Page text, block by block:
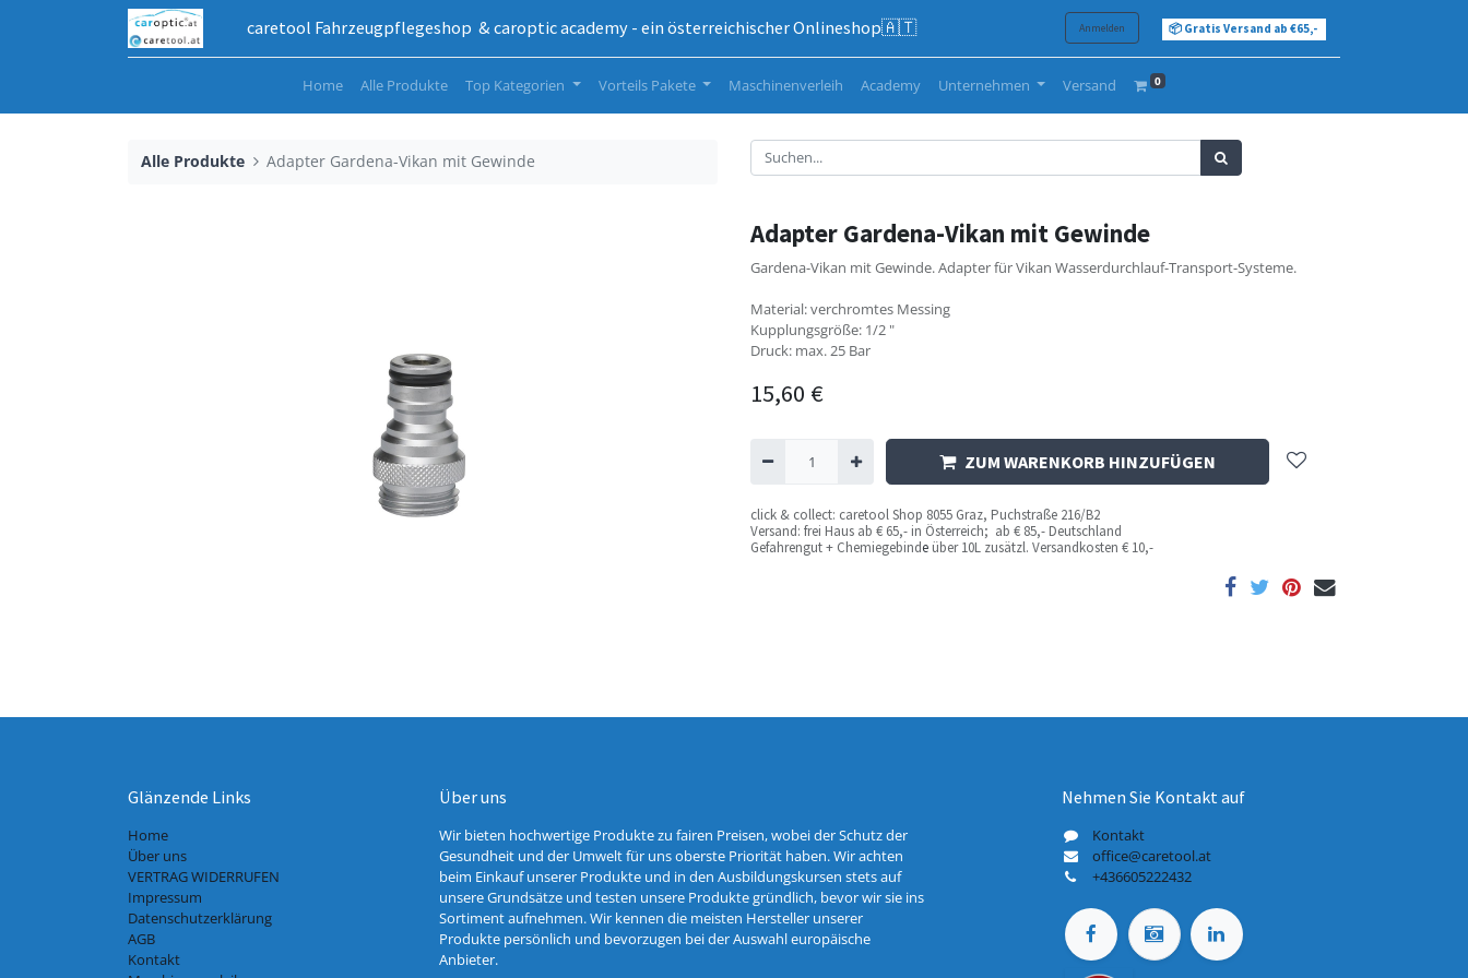
caretool Fahrzeugpflegeshop & caroptic academy - ein österreichischer Onlineshop🇦🇹 Anmelden 📦 Gratis Versand ab €65,-
Home Alle Produkte Top Kategorien Vorteils Pakete Maschinenverleih Academy Unternehmen Versand 0
Alle Produkte Adapter Gardena-Vikan mit Gewinde
Adapter Gardena-Vikan mit Gewinde
Gardena-Vikan mit Gewinde. Adapter für Vikan Wasserdurchlauf-Transport-Systeme.
Material: verchromtes Messing
Kupplungsgröße: 1/2 "
Druck: max. 25 Bar
15,60 €
ZUM WARENKORB HINZUFÜGEN
click & collect: caretool Shop 8055 Graz, Puchstraße 216/B2
Versand: frei Haus ab € 65,- in Österreich; ab € 85,- Deutschland
Gefahrengut + Chemiegebinde über 10L zusätzl. Versandkosten € 10,-
Glänzende Links
Home
Über uns
VERTRAG WIDERRUFEN
Impressum
Datenschutzerklärung
AGB
Kontakt
Über uns
Wir bieten hochwertige Produkte zu fairen Preisen, wobei der Schutz der
Gesundheit und der Umwelt für uns oberste Priorität haben. Wir achten
beim Einkauf unserer Produkte und in den Ausbildungskursen stets auf
unsere Grundsätze und testen unsere Produkte gründlich, bevor wir sie ins
Sortiment aufnehmen. Wir kennen die meisten Hersteller unserer
Produkte persönlich und bevorzugen bei der Auswahl europäische
Anbieter.
Nehmen Sie Kontakt auf
Kontakt
office@caretool.at
+436605222432